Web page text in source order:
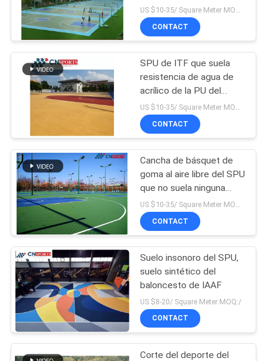
MAPA
DEL
SITIO
PRIVACY
Suelo del SPU
82
Suelo sintético de la
cancha de básquet
137
Suelo de la pista de
tenis
143
ULTRAVIOLETA
US $10-35/ Square Meter MOQ:/
CONTACT
SPU de ITF que suela
resistencia de agua de
acrílico de la PU del
silicio
CONTACT
Cancha de básquet de
goma al aire libre del SPU
que no suela ninguna
contaminación
CONTACT
Suelo insonoro del SPU,
suelo sintético del
baloncesto de IAAF
US $8-20/ Square Meter MOQ:/
CONTACT
Corte del deporte del